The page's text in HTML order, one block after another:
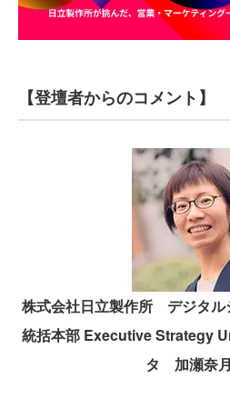
【登壇者からのコメント】
株式会社日立製作所 デジタル
統括本部 Executive Strategy
タ 加瀬奈